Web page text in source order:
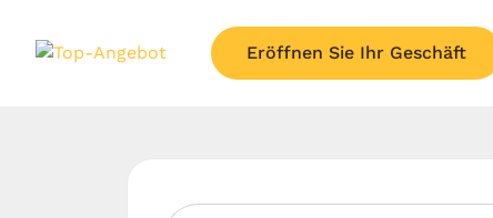
Eröffnen Sie Ihr Geschäft